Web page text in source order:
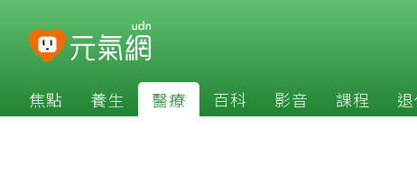
焦點 養生 醫療 百科 影音 課程